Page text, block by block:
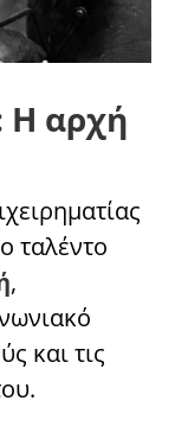
Η αρχή
ταλέντο
,
και τις